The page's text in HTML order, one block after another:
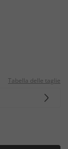
Tabella delle taglie